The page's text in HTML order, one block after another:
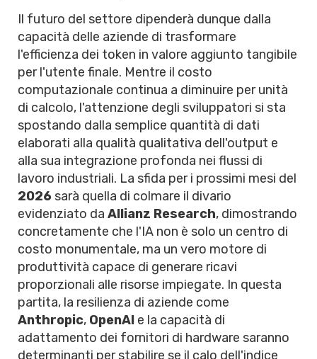
Il futuro del settore dipenderà dunque dalla
capacità delle aziende di trasformare
l'efficienza dei token in valore aggiunto tangibile
per l'utente finale. Mentre il costo
computazionale continua a diminuire per unità
di calcolo, l'attenzione degli sviluppatori si sta
spostando dalla semplice quantità di dati
elaborati alla qualità qualitativa dell'output e
alla sua integrazione profonda nei flussi di
lavoro industriali. La sfida per i prossimi mesi del
2026 sarà quella di colmare il divario
evidenziato da Allianz Research, dimostrando
concretamente che l'IA non è solo un centro di
costo monumentale, ma un vero motore di
produttività capace di generare ricavi
proporzionali alle risorse impiegate. In questa
partita, la resilienza di aziende come
Anthropic, OpenAI e la capacità di
adattamento dei fornitori di hardware saranno
determinanti per stabilire se il calo dell'indice